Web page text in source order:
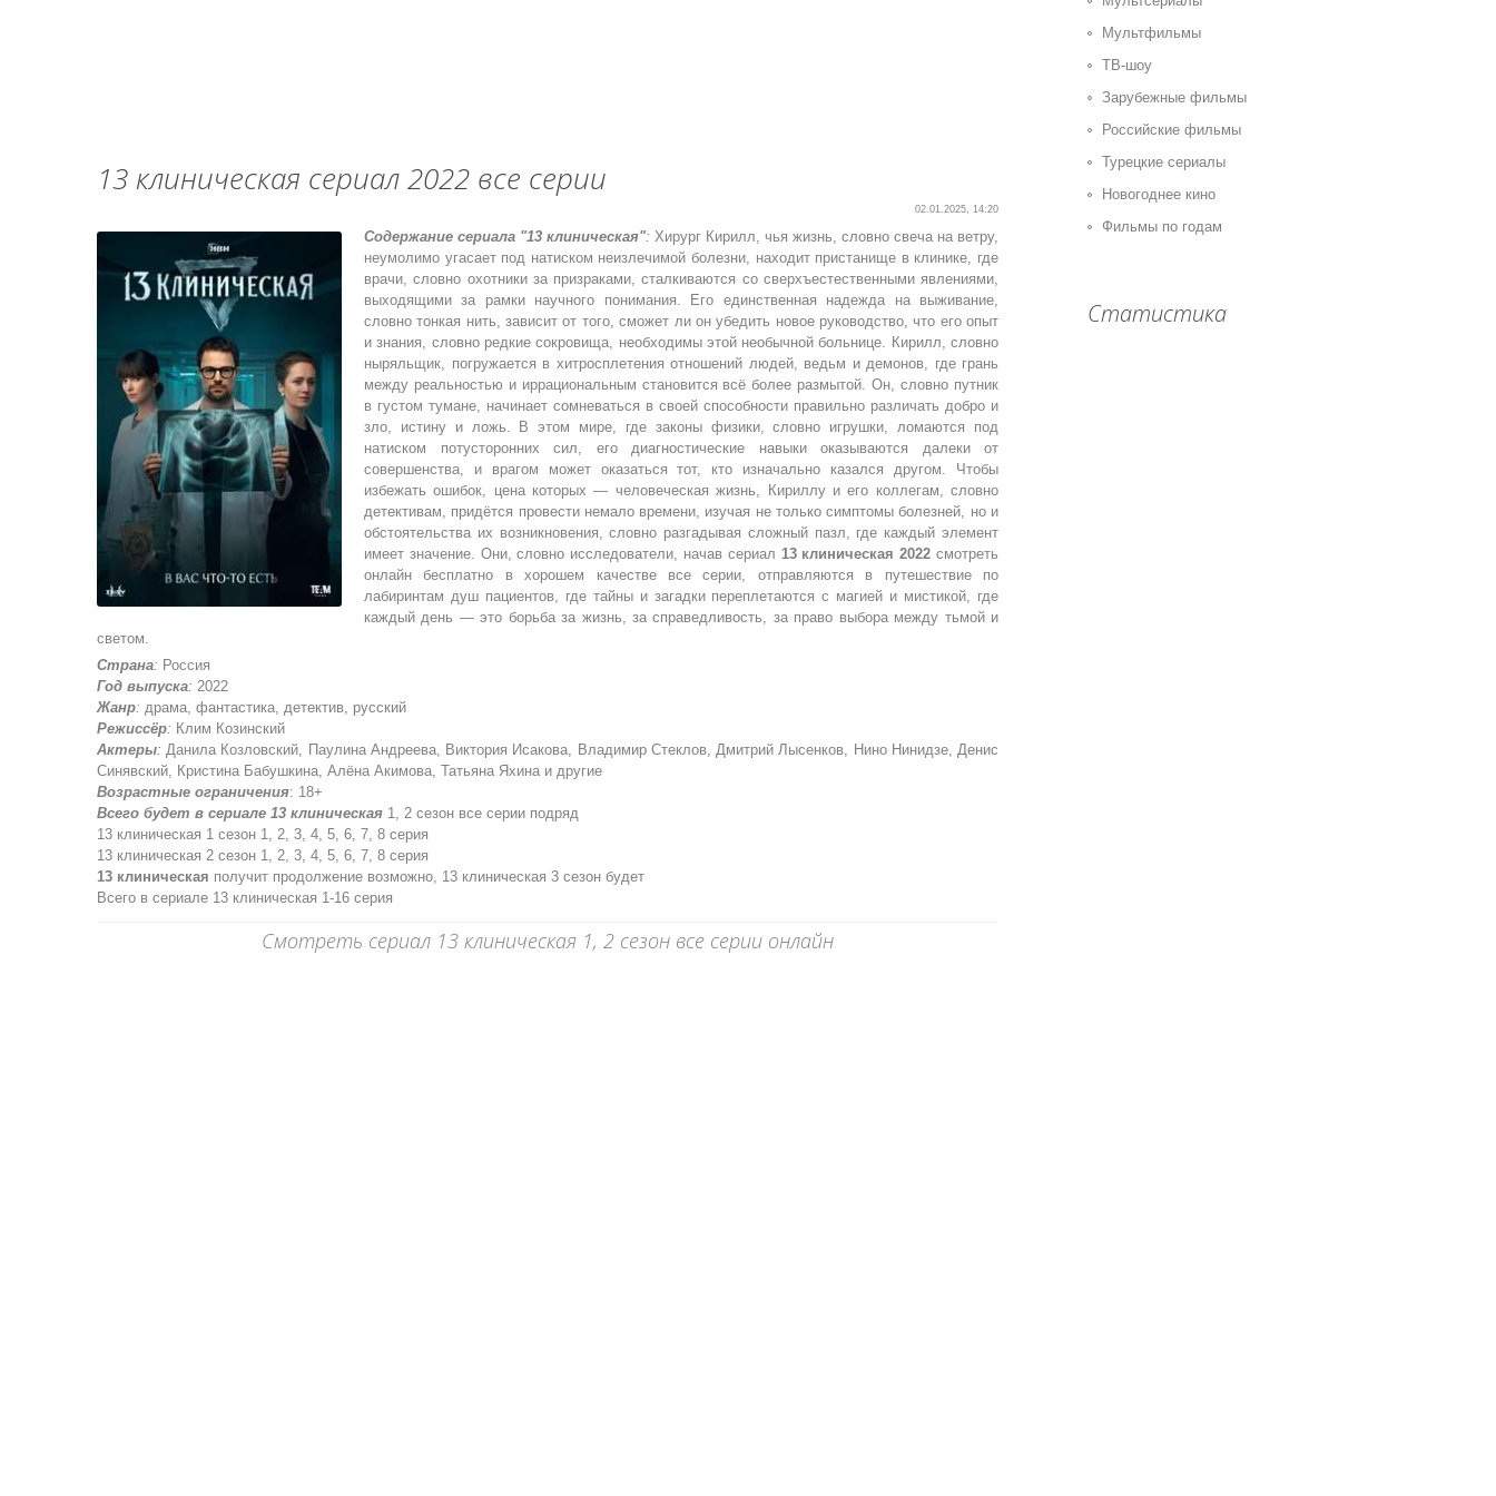
13 клиническая сериал 2022 все серии
02.01.2025, 14:20
Содержание сериала "13 клиническая": Хирург Кирилл, чья жизнь, словно свеча на ветру,
неумолимо угасает под натиском неизлечимой болезни, находит пристанище в клинике, где
врачи, словно охотники за призраками, сталкиваются со сверхъестественными явлениями,
выходящими за рамки научного понимания. Его единственная надежда на выживание,
словно тонкая нить, зависит от того, сможет ли он убедить новое руководство, что его опыт
и знания, словно редкие сокровища, необходимы этой необычной больнице. Кирилл, словно
ныряльщик, погружается в хитросплетения отношений людей, ведьм и демонов, где грань
между реальностью и иррациональным становится всё более размытой. Он, словно путник
в густом тумане, начинает сомневаться в своей способности правильно различать добро и
зло, истину и ложь. В этом мире, где законы физики, словно игрушки, ломаются под
натиском потусторонних сил, его диагностические навыки оказываются далеки от
совершенства, и врагом может оказаться тот, кто изначально казался другом. Чтобы
избежать ошибок, цена которых — человеческая жизнь, Кириллу и его коллегам, словно
детективам, придётся провести немало времени, изучая не только симптомы болезней, но и
обстоятельства их возникновения, словно разгадывая сложный пазл, где каждый элемент
имеет значение. Они, словно исследователи, начав сериал 13 клиническая 2022 смотреть
онлайн бесплатно в хорошем качестве все серии, отправляются в путешествие по
лабиринтам душ пациентов, где тайны и загадки переплетаются с магией и мистикой, где
каждый день — это борьба за жизнь, за справедливость, за право выбора между тьмой и
светом.
Страна: Россия
Год выпуска: 2022
Жанр: драма, фантастика, детектив, русский
Режиссёр: Клим Козинский
Актеры: Данила Козловский, Паулина Андреева, Виктория Исакова, Владимир Стеклов, Дмитрий Лысенков, Нино Нинидзе, Денис
Синявский, Кристина Бабушкина, Алёна Акимова, Татьяна Яхина и другие
Возрастные ограничения: 18+
Всего будет в сериале 13 клиническая 1, 2 сезон все серии подряд
13 клиническая 1 сезон 1, 2, 3, 4, 5, 6, 7, 8 серия
13 клиническая 2 сезон 1, 2, 3, 4, 5, 6, 7, 8 серия
13 клиническая получит продолжение возможно, 13 клиническая 3 сезон будет
Всего в сериале 13 клиническая 1-16 серия
Смотреть сериал 13 клиническая 1, 2 сезон все серии онлайн
Мультфильмы
ТВ-шоу
Зарубежные фильмы
Российские фильмы
Турецкие сериалы
Новогоднее кино
Фильмы по годам
Статистика